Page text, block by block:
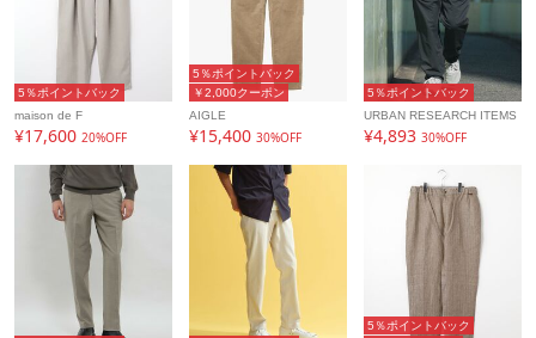
5％ポイントバック
maison de F
¥17,600 20%OFF
￥2,000クーポン
5％ポイントバック
AIGLE
¥15,400 30%OFF
5％ポイントバック
URBAN RESEARCH ITEMS
¥4,893 30%OFF
5％ポイントバック